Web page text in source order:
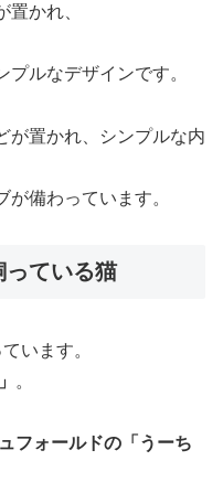
かれ、
ルなデザインです。
が置かれ、シンプルな内
備わっています。
っている猫
います。
。
フォールドの「うーち